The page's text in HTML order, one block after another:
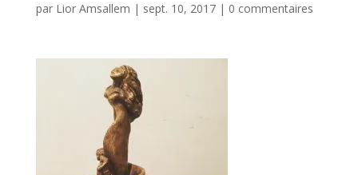
par Lior Amsallem | sept. 10, 2017| 0 commentaires